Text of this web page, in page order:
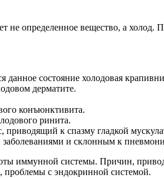
не определенное вещество, а холод.
данное состояние холодовая
дерматите.
конъюнктивита.
ринита.
приводящий к спазму гладкой
заболеваниями и склонным к
иммунной системы. Причин,
проблемы с эндокринной системой.